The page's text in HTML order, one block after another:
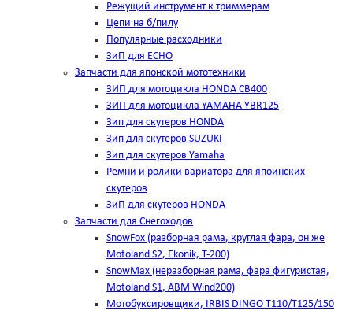
Режущий инструмент к триммерам
Цепи на б/пилу
Популярные расходники
ЗиП для ЕСНО
Запчасти для японской мототехники
ЗИП для мотоцикла HONDA CB400
ЗИП для мотоцикла YAMAHA YBR125
Зип для скутеров HONDA
Зип для скутеров SUZUKI
Зип для скутеров Yamaha
Ремни и ролики вариатора для япоинских
скутеров
ЗиП для скутеров HONDA
Запчасти для Снегоходов
SnowFox (разборная рама, круглая фара, он же
Motoland S2, Ekonik, T-200)
SnowMax (неразборная рама, фара фигуристая,
Motoland S1, ABM Wind200)
Мотобуксировщики, IRBIS DINGO Т110/Т125/150